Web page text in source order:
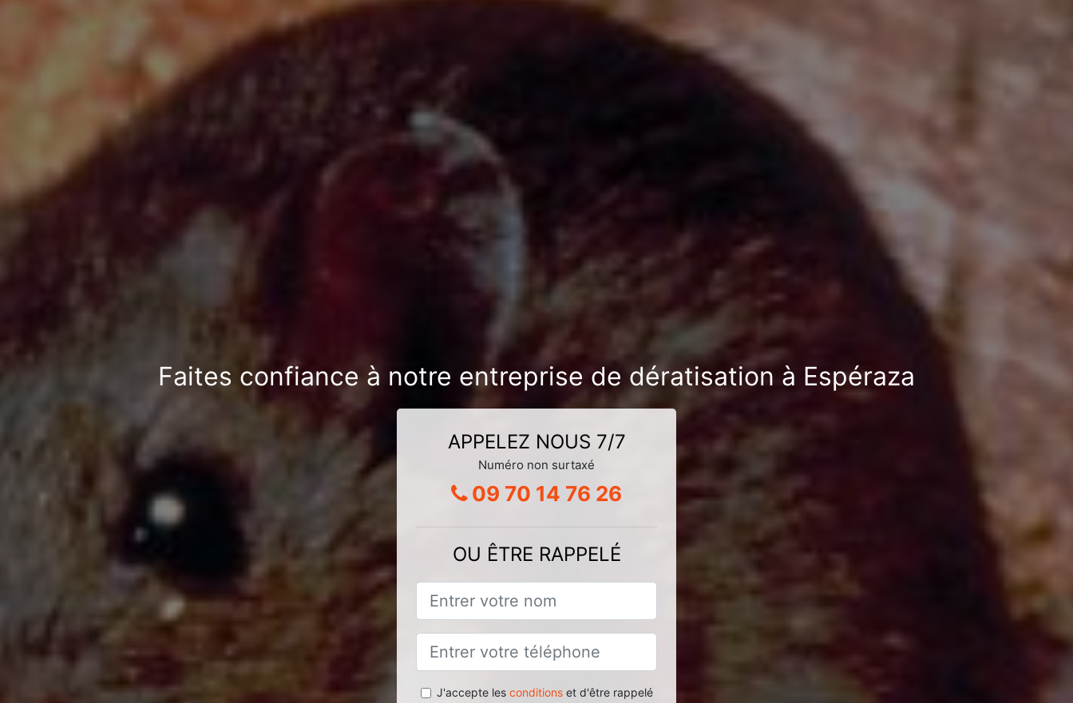
Faites confiance à notre entreprise de dératisation à Espéraza
APPELEZ NOUS 7/7
Numéro non surtaxé
09 70 14 76 26
OU ÊTRE RAPPELÉ
J'accepte les conditionset d'être rappelé